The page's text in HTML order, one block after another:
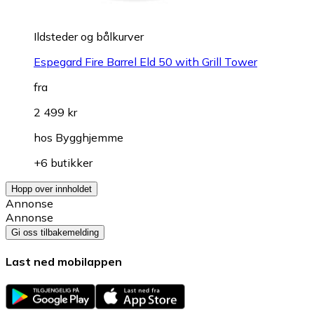
Ildsteder og bålkurver
Espegard Fire Barrel Eld 50 with Grill Tower
fra
2 499 kr
hos Bygghjemme
+6 butikker
Hopp over innholdet
Annonse
Annonse
Gi oss tilbakemelding
Last ned mobilappen